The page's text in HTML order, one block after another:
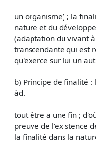
un organisme) ; la
nature et du
(adaptation du vivant
transcendante qui est
qu'exerce sur lui un
b) Principe de finalité :
àd.
tout être a une fin ;
preuve de l'existence
la finalité dans la